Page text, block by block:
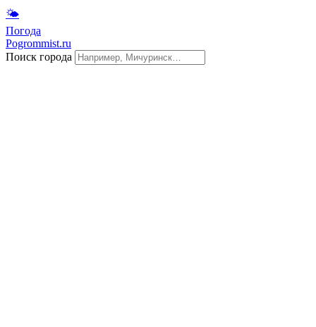
🌤
Погода
Pogrommist.ru
Поиск города